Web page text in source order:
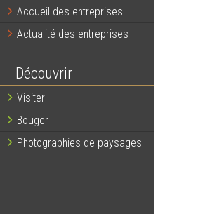
Accueil des entreprises
Actualité des entreprises
Découvrir
Visiter
Bouger
Photographies de paysages